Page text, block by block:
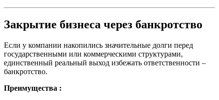
Закрытие бизнеса через банкротство
Если у компании накопились значительные долги перед
государственными или коммерческими структурами,
единственный реальный выход избежать ответственности –
банкротство.
Преимущества :